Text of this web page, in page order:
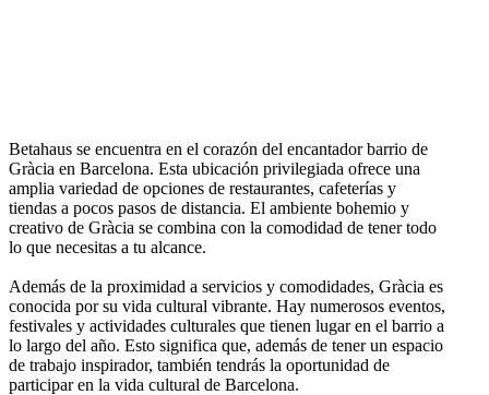
Betahaus se encuentra en el corazón del encantador barrio de
Gràcia en Barcelona. Esta ubicación privilegiada ofrece una
amplia variedad de opciones de restaurantes, cafeterías y
tiendas a pocos pasos de distancia. El ambiente bohemio y
creativo de Gràcia se combina con la comodidad de tener todo
lo que necesitas a tu alcance.
Además de la proximidad a servicios y comodidades, Gràcia es
conocida por su vida cultural vibrante. Hay numerosos eventos,
festivales y actividades culturales que tienen lugar en el barrio a
lo largo del año. Esto significa que, además de tener un espacio
de trabajo inspirador, también tendrás la oportunidad de
participar en la vida cultural de Barcelona.